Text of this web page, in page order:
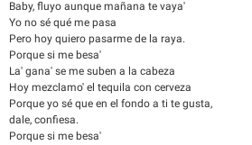
Baby, fluyo aunque mañana te vaya'
Yo no sé qué me pasa
Pero hoy quiero pasarme de la raya.
Porque si me besa'
La' gana' se me suben a la cabeza
Hoy mezclamo' el tequila con cerveza
Porque yo sé que en el fondo a ti te gusta,
dale, confiesa.
Porque si me besa'